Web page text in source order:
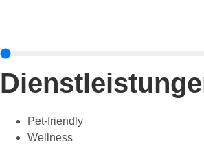
Pet-friendly
Wellness